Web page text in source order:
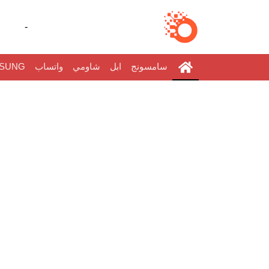
-
سامسونج ابل شاومي واتساب